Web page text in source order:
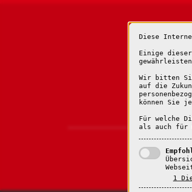
Diese
Einige
Wir bitten
auf die
können Sie
Für welche
als auch für
1